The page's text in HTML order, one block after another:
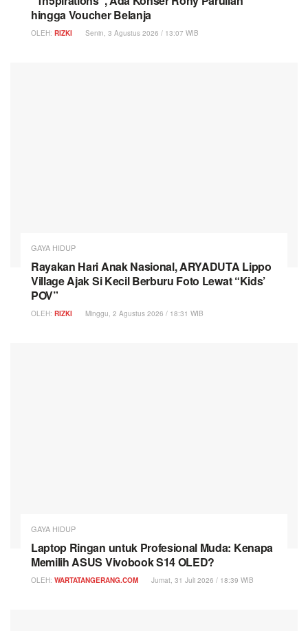
hingga Voucher Belanja
OLEH: RIZKI Senin, 3 Agustus 2026 / 13:07 WIB
GAYA HIDUP
Rayakan Hari Anak Nasional, ARYADUTA Lippo
Village Ajak Si Kecil Berburu Foto Lewat “Kids’
POV”
OLEH: RIZKI Minggu, 2 Agustus 2026 / 18:31 WIB
GAYA HIDUP
Laptop Ringan untuk Profesional Muda: Kenapa
Memilih ASUS Vivobook S14 OLED?
OLEH: WARTATANGERANG.COM Jumat, 31 Juli 2026 / 18:39 WIB